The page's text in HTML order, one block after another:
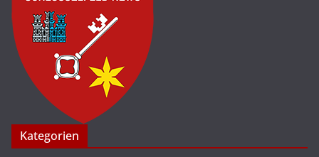
Kategorien